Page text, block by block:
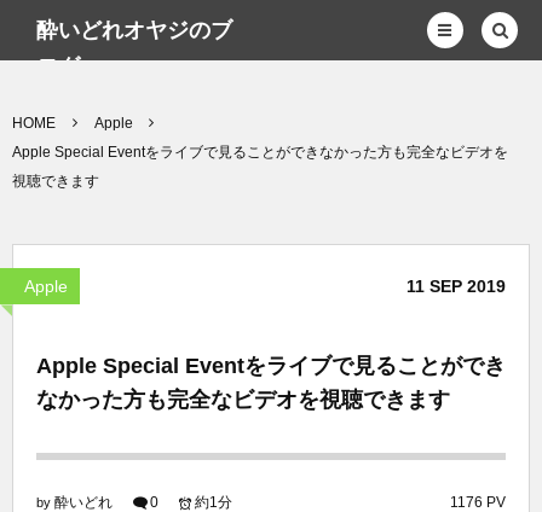
酔いどれオヤジのブ
ログwp
HOME
Apple
Apple Special Eventをライブで見ることができなかった方も完全なビデオを
視聴できます
Apple 11 SEP 2019
Apple Special Eventをライブで見ることができ
なかった方も完全なビデオを視聴できます
by 酔いどれ 0 1176 PV
約1分